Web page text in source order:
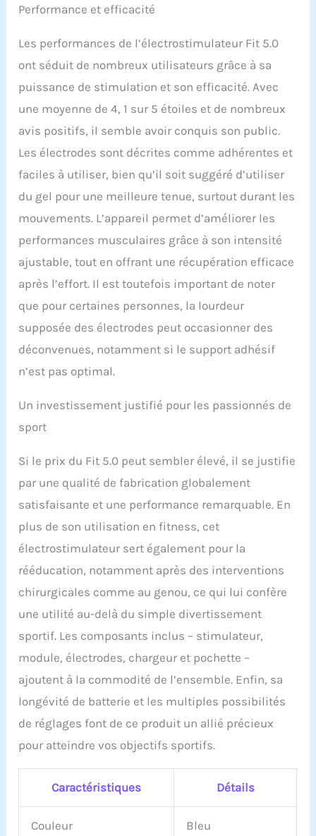
médical. Toutes les
validées par des études
scientifiques prouvant
leur efficacité. COMPEX,
LEADER MONDIAL DE
L'ELECTROSTIMULATION :
marque d'origine suisse,
est utilisés par les
la rééducation et le
soulagement des
patients, ainsi que par
les plus grands athlètes
service Recherche et
Développement est
APPLICATION COMPEX
COACH : Le Compex SP
l'application gratuite
et Iphone). Elle vous
permettra de visualiser
guider dans l'utilisation
fonction de vos objectifs.
REMARQUES : Le produit
où le chargeur doit être
inséré. Il s'agit d'une
herse de sécurité pour
éviter d'utiliser l'appareil
pendant qu'il est en
charge. Si vous ne vous
servez pas de votre
électrostimualteur
pendant plusoeurs
semaines, retirez la
batterie de l'appareil pour
ne pas l'endommager.
Performance et efficacité
Les performances de l’électrostimulateur Fit 5.0
ont séduit de nombreux utilisateurs grâce à sa
puissance de stimulation et son efficacité. Avec
une moyenne de 4, 1 sur 5 étoiles et de nombreux
avis positifs, il semble avoir conquis son public.
Les électrodes sont décrites comme adhérentes et
faciles à utiliser, bien qu’il soit suggéré d’utiliser
du gel pour une meilleure tenue, surtout durant les
mouvements. L’appareil permet d’améliorer les
performances musculaires grâce à son intensité
ajustable, tout en offrant une récupération efficace
après l’effort. Il est toutefois important de noter
que pour certaines personnes, la lourdeur
supposée des électrodes peut occasionner des
déconvenues, notamment si le support adhésif
n’est pas optimal.
Un investissement justifié pour les passionnés de
sport
Si le prix du Fit 5.0 peut sembler élevé, il se justifie
par une qualité de fabrication globalement
satisfaisante et une performance remarquable. En
plus de son utilisation en fitness, cet
électrostimulateur sert également pour la
rééducation, notamment après des interventions
chirurgicales comme au genou, ce qui lui confère
une utilité au-delà du simple divertissement
sportif. Les composants inclus – stimulateur,
module, électrodes, chargeur et pochette –
ajoutent à la commodité de l’ensemble. Enfin, sa
longévité de batterie et les multiples possibilités
de réglages font de ce produit un allié précieux
pour atteindre vos objectifs sportifs.
Caractéristiques Détails
Couleur Bleu